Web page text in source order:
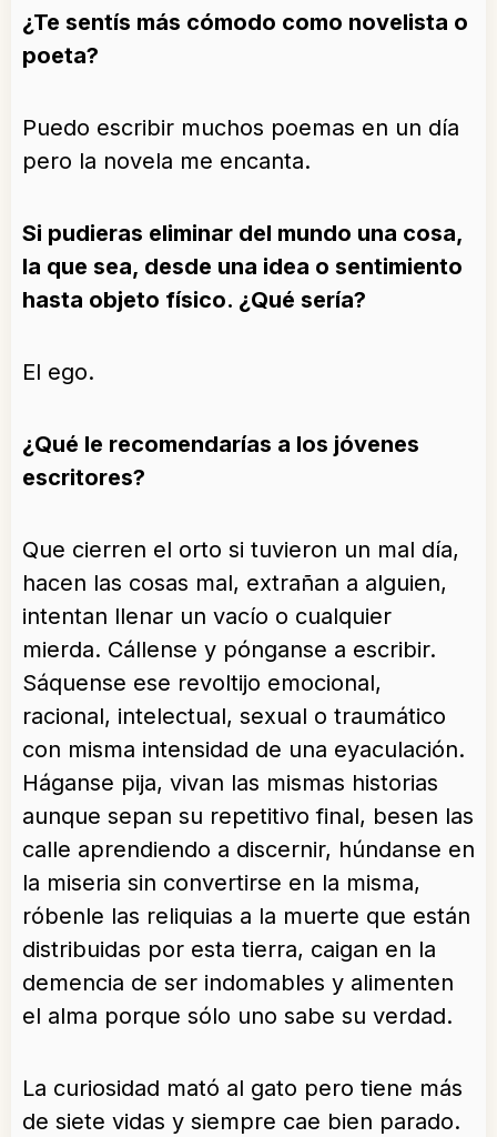
¿Te sentís más cómodo como novelista o
poeta?
Puedo escribir muchos poemas en un día
pero la novela me encanta.
Si pudieras eliminar del mundo una cosa,
la que sea, desde una idea o sentimiento
hasta objeto físico. ¿Qué sería?
El ego.
¿Qué le recomendarías a los jóvenes
escritores?
Que cierren el orto si tuvieron un mal día,
hacen las cosas mal, extrañan a alguien,
intentan llenar un vacío o cualquier
mierda. Cállense y pónganse a escribir.
Sáquense ese revoltijo emocional,
racional, intelectual, sexual o traumático
con misma intensidad de una eyaculación.
Háganse pija, vivan las mismas historias
aunque sepan su repetitivo final, besen las
calle aprendiendo a discernir, húndanse en
la miseria sin convertirse en la misma,
róbenle las reliquias a la muerte que están
distribuidas por esta tierra, caigan en la
demencia de ser indomables y alimenten
el alma porque sólo uno sabe su verdad.
La curiosidad mató al gato pero tiene más
de siete vidas y siempre cae bien parado.